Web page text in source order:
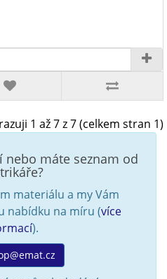
1 až 7 z 7 (celkem stran 1)
nebo máte seznam od
materiálu a my Vám
nabídku na míru (více
).